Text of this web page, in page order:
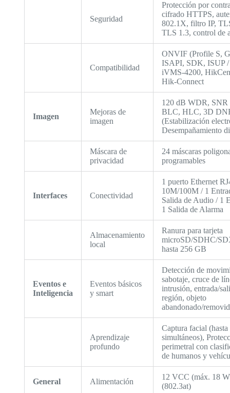
Seguridad
Protección por
cifrado HTTPS,
802.1X, filtro IP,
TLS 1.3, control de
Compatibilidad
ONVIF (Profile S,
ISAPI, SDK, ISUP /
iVMS-4200,
Hik-Connect
Imagen
Mejoras de
imagen
120 dB WDR, SNR
BLC, HLC, 3D
(Estabilización
Desempañamiento
Máscara de
privacidad
24 máscaras
programables
Interfaces Conectividad
1 puerto Ethernet
10M/100M / 1
Salida de Audio / 1
1 Salida de Alarma
Almacenamiento
local
Ranura para tarjeta
microSD/SDHC/
hasta 256 GB
Eventos e
Inteligencia
Eventos básicos
y smart
Detección de
sabotaje, cruce de
intrusión, entrada/
región, objeto
abandonado/
Aprendizaje
profundo
Captura facial (hasta
simultáneos),
perimetral con
de humanos y
General Alimentación
12 VCC (máx. 18
(802.3at)